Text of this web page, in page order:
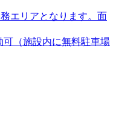
エリアとなります。面
可（施設内に無料駐車場